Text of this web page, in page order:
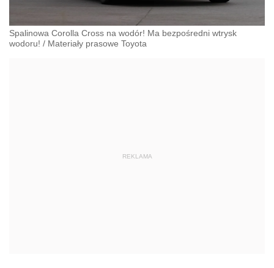
Spalinowa Corolla Cross na wodór! Ma bezpośredni wtrysk
wodoru! / Materiały prasowe Toyota